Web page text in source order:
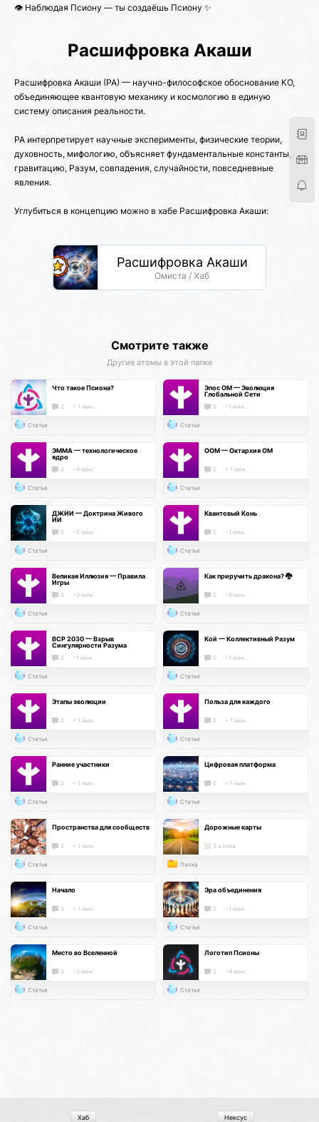
👁️ Наблюдая Псиону — ты создаёшь Псиону ✨
Расшифровка Акаши
Расшифровка Акаши (РА) — научно-философское обоснование КО,
объединяющее квантовую механику и космологию в единую
систему описания реальности.
РА интерпретирует научные эксперименты, физические теории,
духовность, мифологию, объясняет фундаментальные константы,
гравитацию, Разум, совпадения, случайности, повседневные
явления.
Углубиться в концепцию можно в хабе Расшифровка Акаши:
Расшифровка Акаши
Омиста / Хаб
Смотрите также
Другие атомы в этой папке
Что такое Псиона?
0 < 1 мин.
Статья
Эпос ОМ — Эволюция
Глобальной Сети
0 ~1 мин.
Статья
ЭММА — технологическое
ядро
0 ~4 мин.
Статья
ООМ — Октархия ОМ
0 < 1 мин.
Статья
ДЖИИ — Доктрина Живого
ИИ
0 ~5 мин.
Статья
Квантовый Конь
0 ~1 мин.
Статья
Великая Иллюзия — Правила
Игры
0 ~3 мин.
Статья
Как приручить дракона? 🐉
0 ~5 мин.
Статья
ВСР 2030 — Взрыв
Сингулярности Разума
0 ~1 мин.
Статья
Кой — Коллективный Разум
0 ~1 мин.
Статья
Этапы эволюции
0 < 1 мин.
Статья
Польза для каждого
0 < 1 мин.
Статья
Ранние участники
0 < 1 мин.
Статья
Цифровая платформа
0 < 1 мин.
Статья
Пространства для сообществ
0 < 1 мин.
Статья
Дорожные карты
3 атома
Папка
Начало
3 < 1 мин.
Статья
Эра объединения
0 ~1 мин.
Статья
Место во Вселенной
0 ~3 мин.
Статья
Логотип Псионы
2 ~4 мин.
Статья
Хаб Нексус